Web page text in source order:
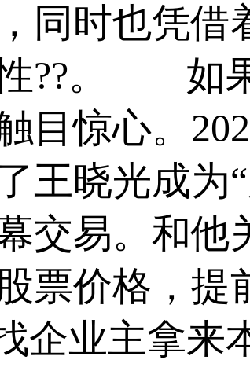
同时也凭借
??。 如
目惊心。
王晓光成
交易。和他
票价格，提
企业主拿来